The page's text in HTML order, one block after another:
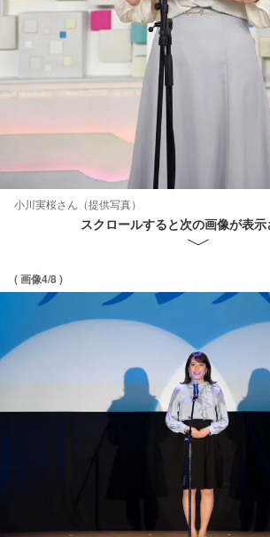
小川実桜さん（提供写真）
スクロールすると次の画像が表
( 画像4/8 )